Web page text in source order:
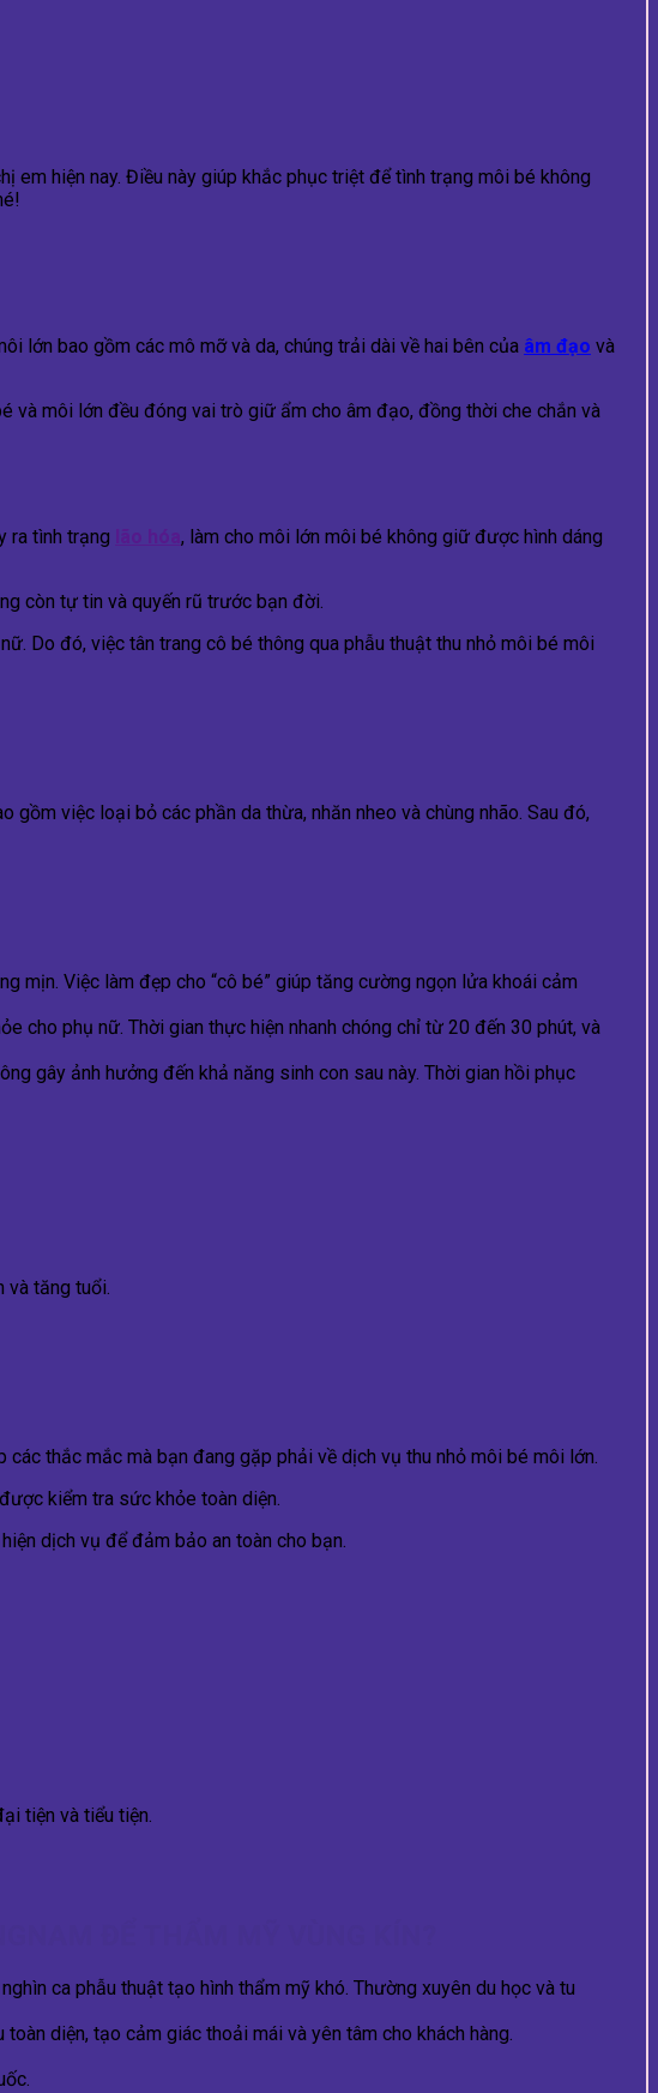
em hiện nay. Điều này giúp khắc phục triệt để tình trạng môi bé không
lớn bao gồm các mô mỡ và da, chúng trải dài về hai bên của âm đạo và
và môi lớn đều đóng vai trò giữ ẩm cho âm đạo, đồng thời che chắn và
ra tình trạng lão hóa, làm cho môi lớn môi bé không giữ được hình dáng
còn tự tin và quyến rũ trước bạn đời.
Do đó, việc tân trang cô bé thông qua phẫu thuật thu nhỏ môi bé môi
việc loại bỏ các phần da thừa, nhăn nheo và chùng nhão. Sau đó,
mịn. Việc làm đẹp cho “cô bé” giúp tăng cường ngọn lửa khoái cảm
cho phụ nữ. Thời gian thực hiện nhanh chóng chỉ từ 20 đến 30 phút, và
gây ảnh hưởng đến khả năng sinh con sau này. Thời gian hồi phục
tăng tuổi.
thắc mắc mà bạn đang gặp phải về dịch vụ thu nhỏ môi bé môi lớn.
kiểm tra sức khỏe toàn diện.
dịch vụ để đảm bảo an toàn cho bạn.
tiện và tiểu tiện.
ca phẫu thuật tạo hình thẩm mỹ khó. Thường xuyên du học và tu
diện, tạo cảm giác thoải mái và yên tâm cho khách hàng.